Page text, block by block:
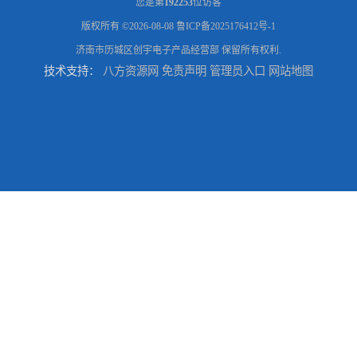
版权所有 ©2026-08-08 鲁ICP备2025176412号-1
济南市历城区创宇电子产品经营部 保留所有权利.
技术支持： 八方资源网 免责声明 管理员入口 网站地图